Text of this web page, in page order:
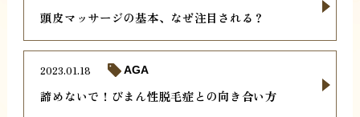
頭皮マッサージの基本、なぜ注目される？
諦めないで！びまん性脱毛症との向き合い方
2023.01.18 AGA